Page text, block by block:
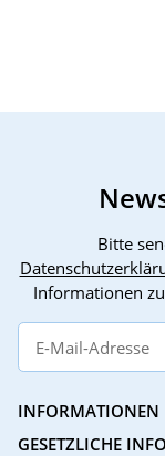
Bitte
Informationen
INFORMATIONEN
GESETZLICHE